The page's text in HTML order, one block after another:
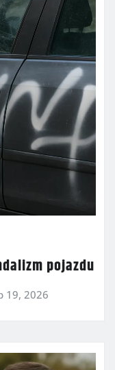
pojazdu
19, 2026